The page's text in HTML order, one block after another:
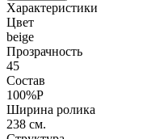
Характеристики
Цвет
beige
Прозрачность
45
Состав
100%P
Ширина ролика
238 см.